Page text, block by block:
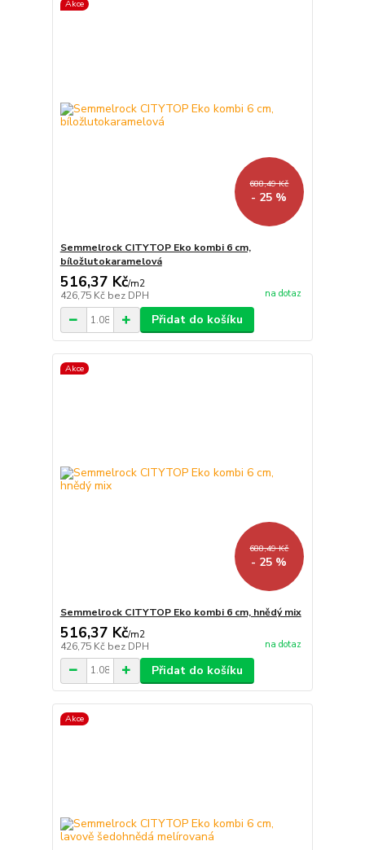
Akce
688,49 Kč
- 25 %
Semmelrock CITYTOP Eko kombi 6 cm,
bíložlutokaramelová
516,37 Kč/m2
426,75 Kč bez DPH na dotaz
Přidat do košíku
Akce
688,49 Kč
- 25 %
Semmelrock CITYTOP Eko kombi 6 cm, hnědý mix
516,37 Kč/m2
426,75 Kč bez DPH na dotaz
Přidat do košíku
Akce